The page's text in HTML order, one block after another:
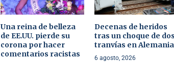
Una reina de belleza
de EE.UU. pierde su
corona por hacer
comentarios racistas
Decenas de heridos
tras un choque de dos
tranvías en Alemania
6 agosto, 2026